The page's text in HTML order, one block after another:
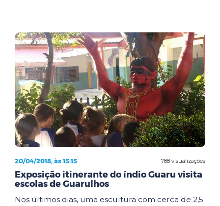
788 visualizações
20/04/2018, às 15:15
Exposição itinerante do índio Guaru visita
escolas de Guarulhos
Nos últimos dias, uma escultura com cerca de 2,5